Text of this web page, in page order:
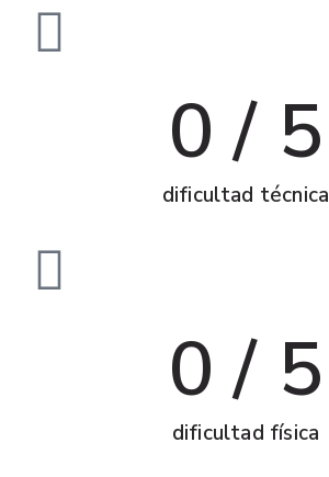
dificultad técnica
0 / 5
dificultad física
0 / 5